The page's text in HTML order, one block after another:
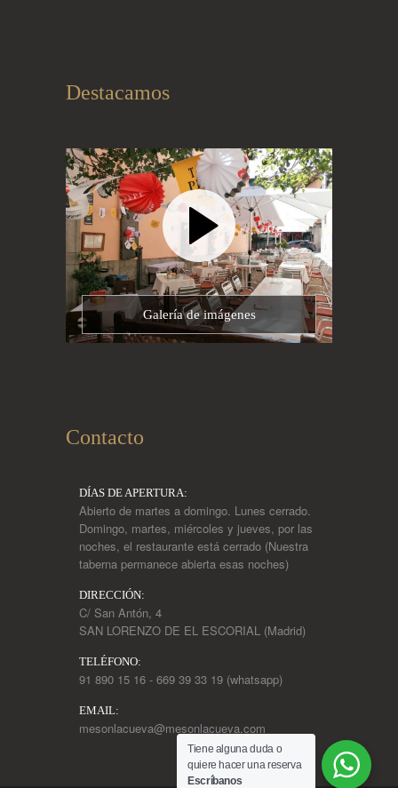
Destacamos
Galería de imágenes
Contacto
DÍAS DE APERTURA:
Abierto de martes a domingo. Lunes cerrado.
Domingo, martes, miércoles y jueves, por las
noches, el restaurante está cerrado (Nuestra
taberna permanece abierta esas noches)
DIRECCIÓN:
C/ San Antón, 4
SAN LORENZO DE EL ESCORIAL (Madrid)
TELÉFONO:
91 890 15 16 - 669 39 33 19 (whatsapp)
EMAIL:
mesonlacueva@mesonlacueva.com
Tiene alguna duda o
quiere hacer una reserva
Escríbanos